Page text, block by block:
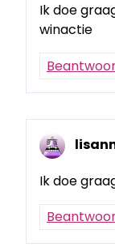
Ik doe
winactie
Ik doe